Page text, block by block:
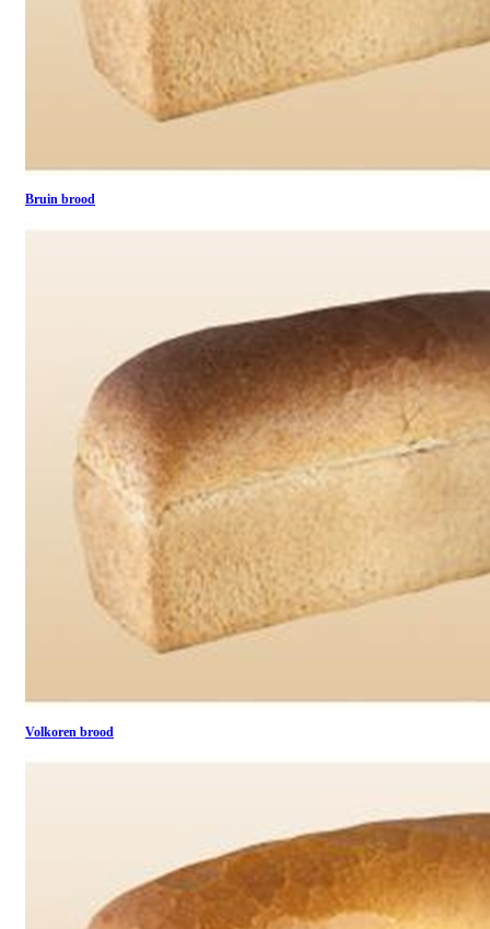
Bruin brood
Volkoren brood